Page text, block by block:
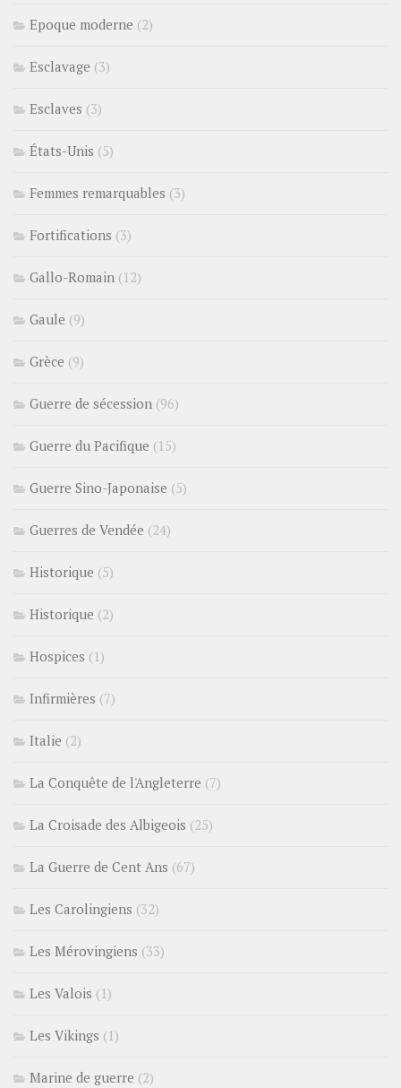
Epoque moderne (2)
Esclavage (3)
Esclaves (3)
États-Unis (5)
Femmes remarquables (3)
Fortifications (3)
Gallo-Romain (12)
Gaule (9)
Grèce (9)
Guerre de sécession (96)
Guerre du Pacifique (15)
Guerre Sino-Japonaise (5)
Guerres de Vendée (24)
Historique (5)
Historique (2)
Hospices (1)
Infirmières (7)
Italie (2)
La Conquête de l'Angleterre (7)
La Croisade des Albigeois (25)
La Guerre de Cent Ans (67)
Les Carolingiens (32)
Les Mérovingiens (33)
Les Valois (1)
Les Vikings (1)
Marine de guerre (2)